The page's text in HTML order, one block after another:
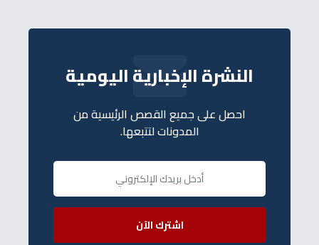
النشرة الإخبارية اليومية
احصل على جميع القصص الرئيسية من
المدونات لتتبعها.
اشترك الآن